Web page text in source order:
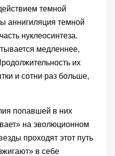
темной
аннигиляция темной
нуклеосинтеза.
медленнее,
их
и сотни раз больше,
попавшей в них
на эволюционном
проходят этот путь
в себе